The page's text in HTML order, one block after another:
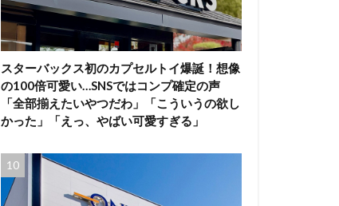
スターバックス初のカプセルトイ爆誕！想像
の100倍可愛い…SNSではコンプ確定の声
「全部揃えたいやつだわ」「こういうの欲し
かった」「えっ、やばい可愛すぎる」